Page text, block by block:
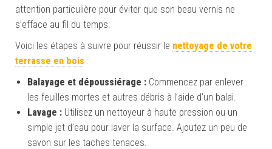
attention particulière pour éviter que son beau vernis ne
s’efface au fil du temps.
Voici les étapes à suivre pour réussir le nettoyage de votre
terrasse en bois :
Balayage et dépoussiérage : Commencez par enlever
les feuilles mortes et autres débris à l’aide d’un balai.
Lavage : Utilisez un nettoyeur à haute pression ou un
simple jet d’eau pour laver la surface. Ajoutez un peu de
savon sur les taches tenaces.